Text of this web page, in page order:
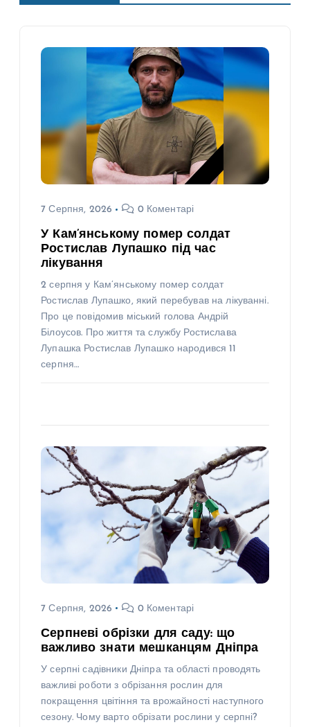
7 Серпня, 2026 0 Коментарі
У Кам’янському помер солдат
Ростислав Лупашко під час
лікування
2 серпня у Кам’янському помер солдат
Ростислав Лупашко, який перебував на лікуванні.
Про це повідомив міський голова Андрій
Білоусов. Про життя та службу Ростислава
Лупашка Ростислав Лупашко народився 11
серпня…
7 Серпня, 2026 0 Коментарі
Серпневі обрізки для саду: що
важливо знати мешканцям Дніпра
У серпні садівники Дніпра та області проводять
важливі роботи з обрізання рослин для
покращення цвітіння та врожайності наступного
сезону. Чому варто обрізати рослини у серпні?